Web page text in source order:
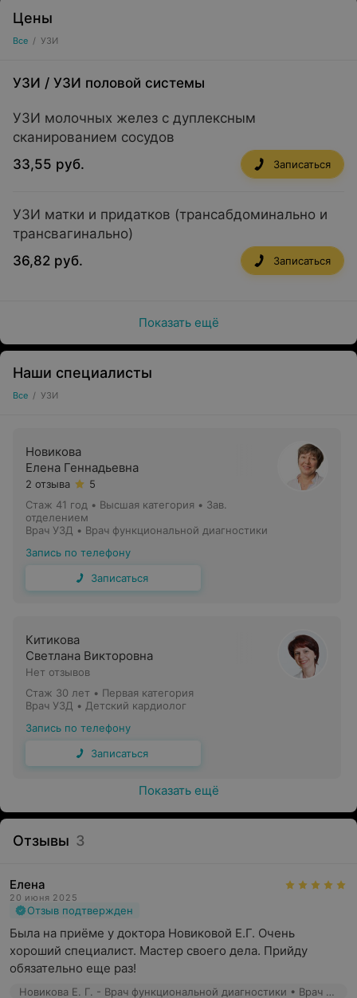
Цены
Все / УЗИ
УЗИ / УЗИ половой системы
УЗИ молочных желез с дуплексным
сканированием сосудов
33,55 руб.
Записаться
УЗИ матки и придатков (трансабдоминально и
трансвагинально)
36,82 руб.
Записаться
Показать ещё
Наши специалисты
Все / УЗИ
Новикова
Елена Геннадьевна
2 отзыва
5
Стаж 41 год • Высшая категория • Зав.
отделением
Врач УЗД • Врач функциональной диагностики
Запись по телефону
Записаться
Китикова
Светлана Викторовна
Нет отзывов
Стаж 30 лет • Первая категория
Врач УЗД • Детский кардиолог
Запись по телефону
Записаться
Показать ещё
Отзывы 3
Елена
20 июня 2025
Отзыв подтвержден
Была на приёме у доктора Новиковой Е.Г. Очень
хороший специалист. Мастер своего дела. Прийду
обязательно еще раз!
Новикова Е. Г. - Врач функциональной диагностики • Врач УЗД